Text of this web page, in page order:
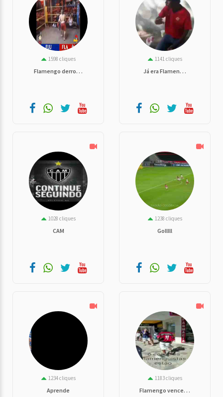
1598 cliques
Flamengo derro. . .
1141 cliques
Já era Flamen. . .
1028 cliques
CAM
1238 cliques
Golllll
1234 cliques
Aprende
1183 cliques
Flamengo vence. . .